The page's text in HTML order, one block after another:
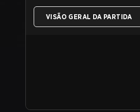
VISÃO GERAL DA PARTIDA